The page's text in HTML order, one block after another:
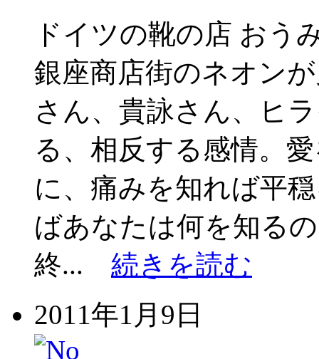
ドイツの靴の店 おう
銀座商店街のネオン
さん、貴詠さん、ヒ
る、相反する感情。
に、痛みを知れば平
ばあなたは何を知
終... 続きを読む
2011年1月9日